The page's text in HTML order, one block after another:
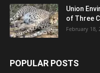
Union
of Three
February 18,
POPULAR POSTS